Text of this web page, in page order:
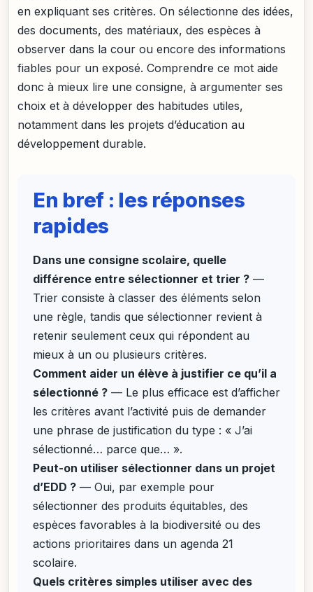
en expliquant ses critères. On sélectionne des idées,
des documents, des matériaux, des espèces à
observer dans la cour ou encore des informations
fiables pour un exposé. Comprendre ce mot aide
donc à mieux lire une consigne, à argumenter ses
choix et à développer des habitudes utiles,
notamment dans les projets d’éducation au
développement durable.
En bref : les réponses
rapides
Dans une consigne scolaire, quelle
différence entre sélectionner et trier ? —
Trier consiste à classer des éléments selon
une règle, tandis que sélectionner revient à
retenir seulement ceux qui répondent au
mieux à un ou plusieurs critères.
Comment aider un élève à justifier ce qu’il a
sélectionné ? — Le plus efficace est d’afficher
les critères avant l’activité puis de demander
une phrase de justification du type : « J’ai
sélectionné… parce que… ».
Peut-on utiliser sélectionner dans un projet
d’EDD ? — Oui, par exemple pour
sélectionner des produits équitables, des
espèces favorables à la biodiversité ou des
actions prioritaires dans un agenda 21
scolaire.
Quels critères simples utiliser avec des